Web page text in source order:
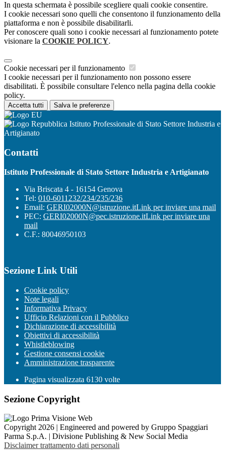
In questa schermata è possibile scegliere quali cookie consentire.
I cookie necessari sono quelli che consentono il funzionamento della
piattaforma e non è possibile disabilitarli.
Per conoscere quali sono i cookie necessari al funzionamento potete
visionare la COOKIE POLICY.
Cookie necessari per il funzionamento
I cookie necessari per il funzionamento non possono essere
disabilitati. È possibile consultare l'elenco nella pagina della cookie
policy.
Accetta tutti Salva le preferenze
Istituto Professionale di Stato Settore Industria e
Artigianato
Contatti
Istituto Professionale di Stato Settore Industria e Artigianato
Via Briscata 4 - 16154 Genova
Tel: 010-6011232/234/235/236
Email: GERI02000N@istruzione.itLink per inviare una mail
PEC: GERI02000N@pec.istruzione.itLink per inviare una
mail
C.F.: 80046950103
Sezione Link Utili
Cookie policy
Note legali
Informativa Privacy
Ufficio Relazioni con il Pubblico
Dichiarazione di accessibilità
Obiettivi di accessibilità
Whistleblowing
Gestione consensi cookie
Amministrazione trasparente
Pagina visualizzata 6130 volte
Sezione Copyright
Copyright 2026 | Engineered and powered by Gruppo Spaggiari
Parma S.p.A. | Divisione Publishing & New Social Media
Disclaimer trattamento dati personali